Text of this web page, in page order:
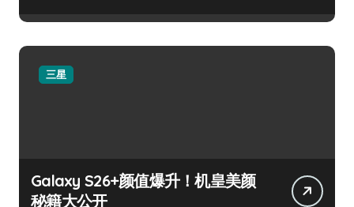
三星
Galaxy S26+颜值爆升！机皇美颜
秘籍大公开